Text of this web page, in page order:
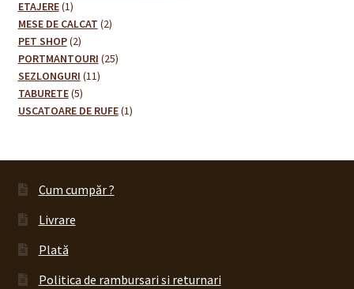
ETAJERE 11
produs
MESE DE CALCAT 22
PET SHOP 22
produse
PORTMANTOURI 2525
SEZLONGURI 1111
TABURETE 55
produse
USCATOARE DE RUFE 11
Cum cumpăr ?
Livrare
Plată
Politica de rambursari si returnari